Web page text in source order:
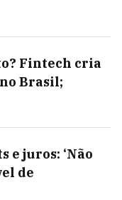
Fintech cria
Brasil;
e juros: ‘Não
de